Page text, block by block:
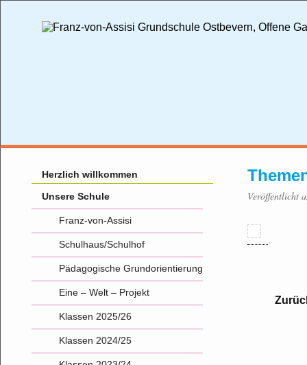
Veröffentlicht
Herzlich willkommen
Unsere Schule
Franz-von-Assisi
Schulhaus/Schulhof
Pädagogische Grundorientierung
Eine – Welt – Projekt
Klassen 2025/26
Klassen 2024/25